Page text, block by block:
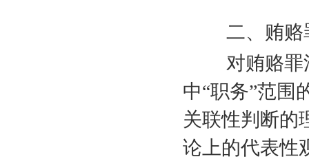
二、贿赂
对贿赂罪法
中“职务”范围
关联性判断的
论上的代表性